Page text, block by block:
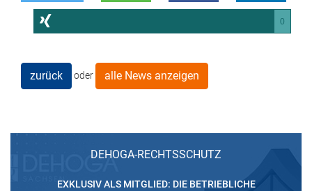
0
zurück oder alle News anzeigen
DEHOGA-RECHTSSCHUTZ
EXKLUSIV ALS MITGLIED: DIE BETRIEBLICHE